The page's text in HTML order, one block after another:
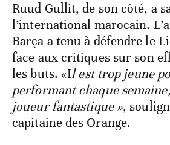
Ruud Gullit, de son côté, a
l’international marocain.
Barça a tenu à défendre le
face aux critiques sur son
les buts. «Il est trop jeune
performant chaque
joueur fantastique »,
capitaine des Orange.